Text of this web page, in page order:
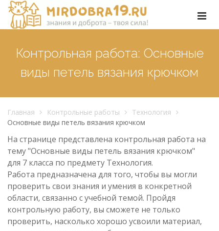
Контрольная работа: Основные
виды петель вязания крючком
Главная Контрольные работы
Технология
Основные виды петель вязания крючком
На странице представлена контрольная работа на
тему "Основные виды петель вязания крючком"
для 7 класса по предмету Технология.
Работа предназначена для того, чтобы вы могли
проверить свои знания и умения в конкретной
области, связанно с учебной темой. Пройдя
контрольную работу, вы сможете не только
проверить, насколько хорошо усвоили материал,